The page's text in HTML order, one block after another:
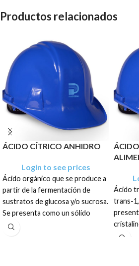
Productos relacionados
ÁCIDO CÍTRICO ANHIDRO
Login to see prices
Ácido orgánico que se produce a
partir de la fermentación de
sustratos de glucosa y/o sucrosa.
Se presenta como un sólido
cristalino blanco o incoloro.
Ácido
trans-